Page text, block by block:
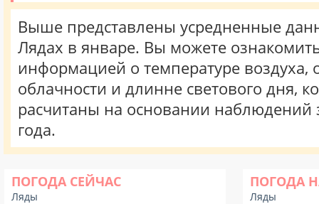
Выше представлены усредненные
Лядах в январе. Вы можете
информацией о температуре воздуха,
облачности и длинне светового дня,
расчитаны на основании наблюдений
года.
ПОГОДА СЕЙЧАС
Ляды
ПОГОДА
Ляды